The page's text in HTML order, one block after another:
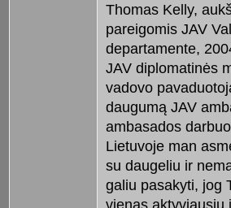
Thomas Kelly,
pareigomis JAV
departamente,
JAV diplomatinės
vadovo
daugumą JAV
ambasados
Lietuvoje man
su daugeliu ir
galiu pasakyti, jog
vienas aktyviausių